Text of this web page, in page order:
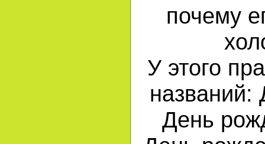
почему
У этого
названий:
День